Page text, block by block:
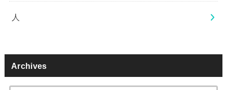
人
Archives